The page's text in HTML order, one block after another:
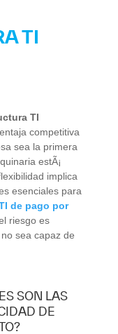
TI
TI
competitiva
sea la primera
estÃ¡
implica
esenciales para
de pago por
riesgo es
sea capaz de
SON LAS
DE